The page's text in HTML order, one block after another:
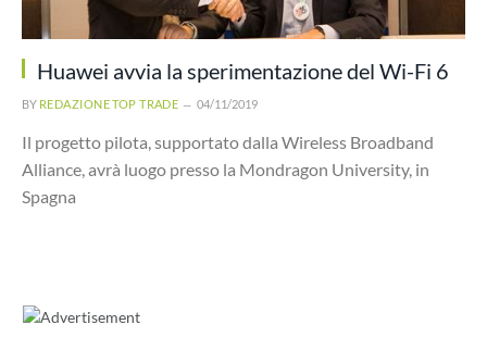
Huawei avvia la sperimentazione del Wi-Fi 6
BY REDAZIONE TOP TRADE 04/11/2019
Il progetto pilota, supportato dalla Wireless Broadband
Alliance, avrà luogo presso la Mondragon University, in
Spagna